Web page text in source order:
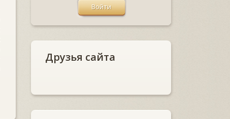
Друзья сайта